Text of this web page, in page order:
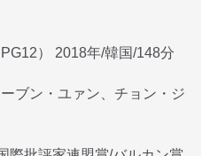
） 2018年/韓国/148分
ブン・ユァン、チョン・ジ